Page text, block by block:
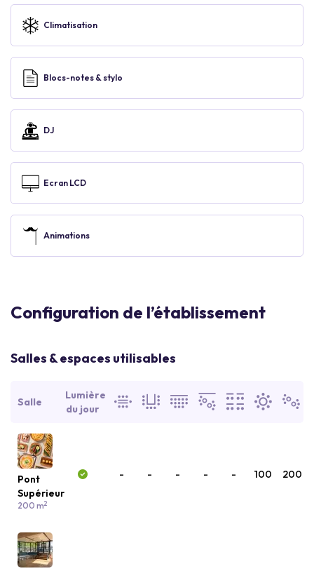
Climatisation
Blocs-notes & stylo
DJ
Ecran LCD
Animations
Configuration de l’établissement
Salles & espaces utilisables
Salle
Lumière
du jour
Pont
Supérieur
200 m2
- - - - - 100 200